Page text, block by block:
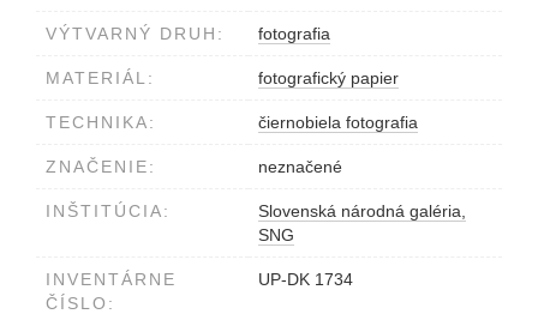
VÝTVARNÝ DRUH: fotografia
MATERIÁL: fotografický papier
TECHNIKA: čiernobiela fotografia
ZNAČENIE: neznačené
INŠTITÚCIA:
Slovenská národná galéria,
SNG
INVENTÁRNE
ČÍSLO:
UP-DK 1734